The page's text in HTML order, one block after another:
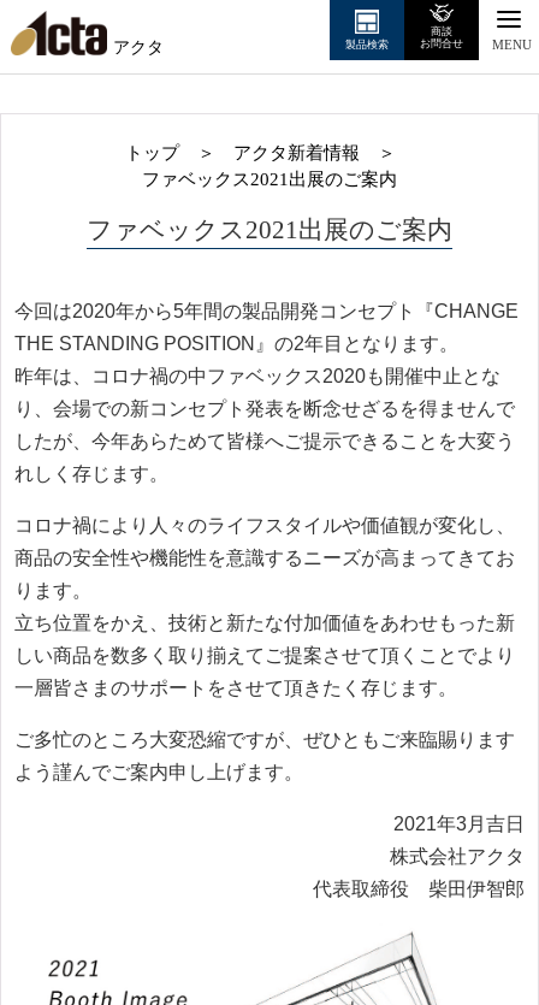
アクタ MENU
製品検索
商談
お問合せ
トップ＞ アクタ新着情報 ＞
ファベックス2021出展のご案内
ファベックス2021出展のご案内
今回は2020年から5年間の製品開発コンセプト『CHANGE
THE STANDING POSITION』の2年目となります。
昨年は、コロナ禍の中ファベックス2020も開催中止とな
り、会場での新コンセプト発表を断念せざるを得ませんで
したが、今年あらためて皆様へご提示できることを大変う
れしく存じます。
コロナ禍により人々のライフスタイルや価値観が変化し、
商品の安全性や機能性を意識するニーズが高まってきてお
ります。
立ち位置をかえ、技術と新たな付加価値をあわせもった新
しい商品を数多く取り揃えてご提案させて頂くことでより
一層皆さまのサポートをさせて頂きたく存じます。
ご多忙のところ大変恐縮ですが、ぜひともご来臨賜ります
よう謹んでご案内申し上げます。
2021年3月吉日
株式会社アクタ
代表取締役 柴田伊智郎